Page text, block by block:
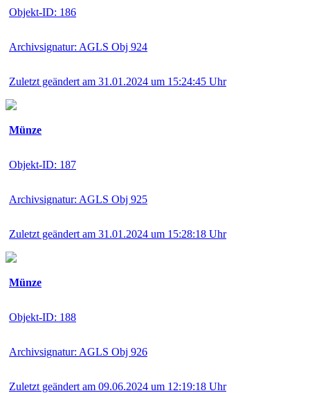
Objekt-ID: 186
Archivsignatur: AGLS Obj 924
Zuletzt geändert am 31.01.2024 um 15:24:45 Uhr
Münze
Objekt-ID: 187
Archivsignatur: AGLS Obj 925
Zuletzt geändert am 31.01.2024 um 15:28:18 Uhr
Münze
Objekt-ID: 188
Archivsignatur: AGLS Obj 926
Zuletzt geändert am 09.06.2024 um 12:19:18 Uhr